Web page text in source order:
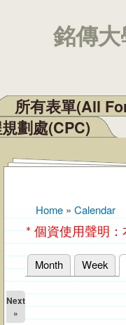
銘傳
所有表單(All
劃處(CPC)
You are here
Home » Calendar
* 個資使用聲明
Primary tabs
Month Week
Next
»